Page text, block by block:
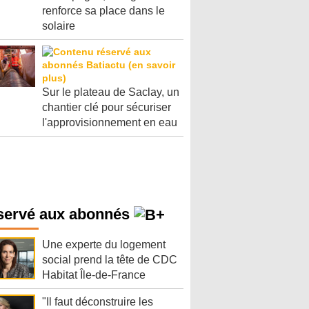
renforce sa place dans le
solaire
Sur le plateau de Saclay, un
chantier clé pour sécuriser
l'approvisionnement en eau
aux abonnés
Une experte du logement
social prend la tête de CDC
Habitat Île-de-France
"Il faut déconstruire les